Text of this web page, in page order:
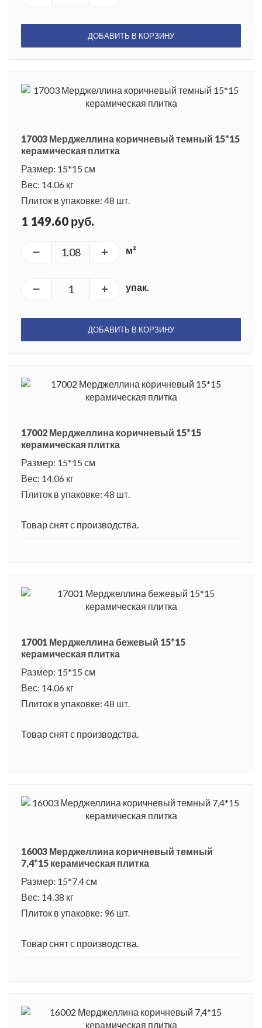
ДОБАВИТЬ В КОРЗИНУ
17003 Мерджеллина коричневый темный 15*15
керамическая плитка
Размер: 15*15 см
Вес: 14.06 кг
Плиток в упаковке: 48 шт.
1 149.60 руб.
м²
упак.
ДОБАВИТЬ В КОРЗИНУ
17002 Мерджеллина коричневый 15*15
керамическая плитка
Размер: 15*15 см
Вес: 14.06 кг
Плиток в упаковке: 48 шт.
Товар снят с производства.
17001 Мерджеллина бежевый 15*15
керамическая плитка
Размер: 15*15 см
Вес: 14.06 кг
Плиток в упаковке: 48 шт.
Товар снят с производства.
16003 Мерджеллина коричневый темный
7,4*15 керамическая плитка
Размер: 15*7.4 см
Вес: 14.38 кг
Плиток в упаковке: 96 шт.
Товар снят с производства.